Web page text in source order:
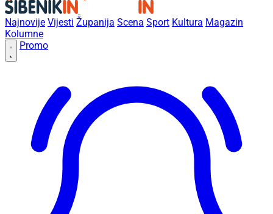
Najnovije Vijesti Županija Scena Sport Kultura Magazin
Kolumne
Promo